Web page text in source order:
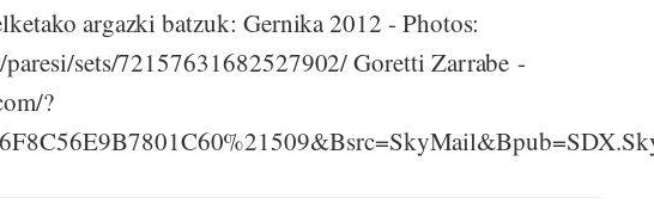
argazki batzuk: Gernika 2012 - Photos:
sets/72157631682527902/ Goretti Zarrabe -
?